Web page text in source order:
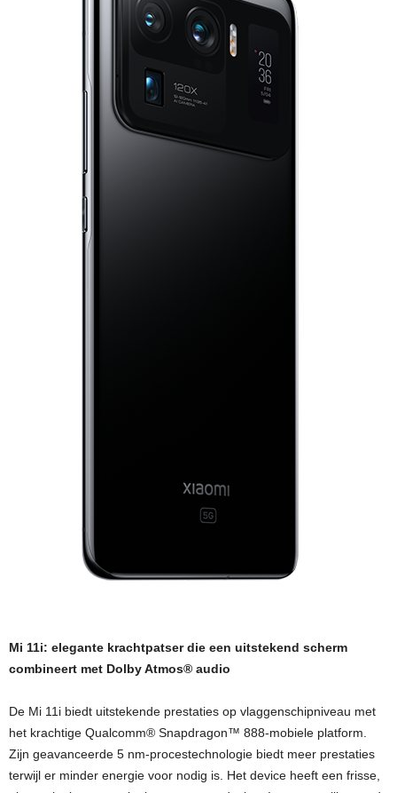
Mi 11i: elegante krachtpatser die een uitstekend scherm
combineert met Dolby Atmos® audio
De Mi 11i biedt uitstekende prestaties op vlaggenschipniveau met
het krachtige Qualcomm® Snapdragon™ 888-mobiele platform.
Zijn geavanceerde 5 nm-procestechnologie biedt meer prestaties
terwijl er minder energie voor nodig is. Het device heeft een frisse,